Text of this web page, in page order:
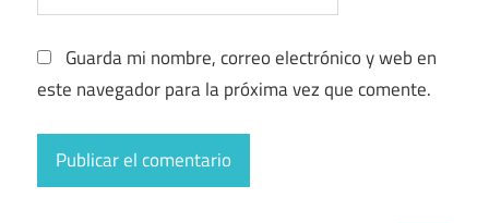
Guarda mi nombre, correo electrónico y web en
este navegador para la próxima vez que comente.